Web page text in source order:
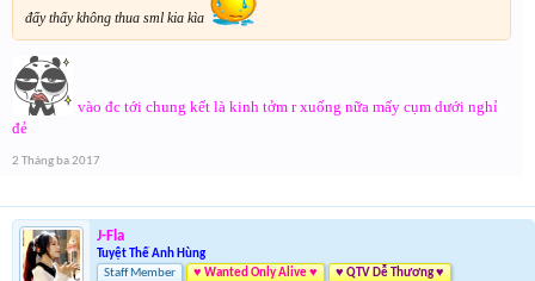
đấy thấy không thua sml kia kìa
vào đc tới chung kết là kinh tởm r xuống nữa mấy cụm dưới nghỉ
đẻ
2 Tháng ba 2017
J-Fla
Tuyệt Thế Anh Hùng
Staff Member
♥ Wanted Only Alive ♥ ♥ QTV Dễ Thương ♥